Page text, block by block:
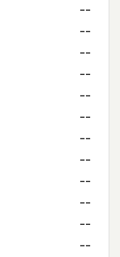
--
--
--
--
--
--
--
--
--
--
--
--